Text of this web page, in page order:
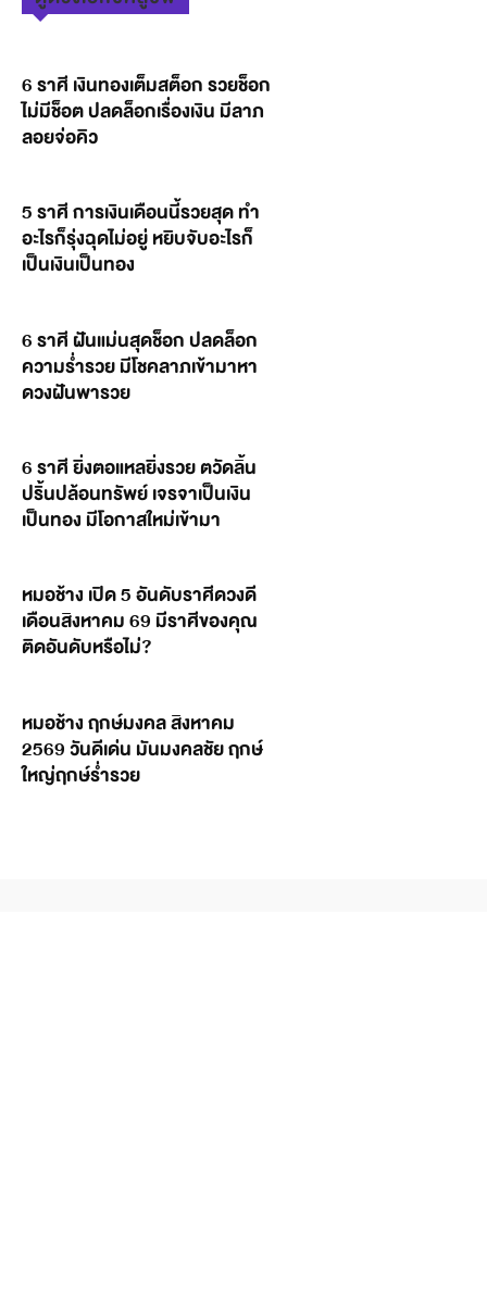
6 ราศี เงินทองเต็มสต็อก รวยช็อก
ไม่มีช็อต ปลดล็อกเรื่องเงิน มีลาภ
ลอยจ่อคิว
5 ราศี การเงินเดือนนี้รวยสุด ทำ
อะไรก็รุ่งฉุดไม่อยู่ หยิบจับอะไรก็
เป็นเงินเป็นทอง
6 ราศี ฝันแม่นสุดช็อก ปลดล็อก
ความร่ำรวย มีโชคลาภเข้ามาหา
ดวงฝันพารวย
6 ราศี ยิ่งตอแหลยิ่งรวย ตวัดลิ้น
ปริ้นปล้อนทรัพย์ เจรจาเป็นเงิน
เป็นทอง มีโอกาสใหม่เข้ามา
หมอช้าง เปิด 5 อันดับราศีดวงดี
เดือนสิงหาคม 69 มีราศีของคุณ
ติดอันดับหรือไม่?
หมอช้าง ฤกษ์มงคล สิงหาคม
2569 วันดีเด่น มันมงคลชัย ฤกษ์
ใหญ่ฤกษ์ร่ำรวย